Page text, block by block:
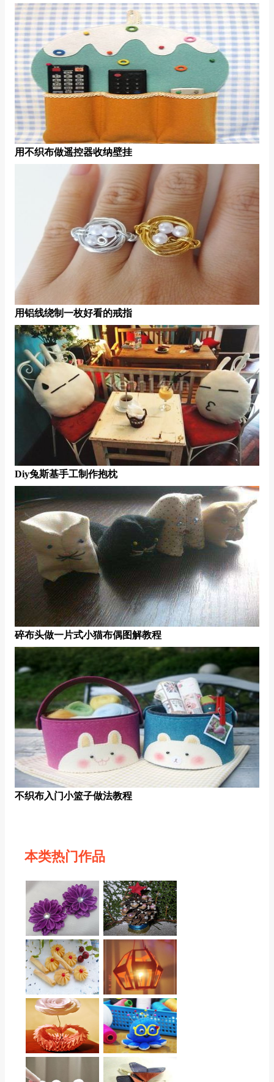
用不织布做遥控器收纳壁挂
用铝线绕制一枚好看的戒指
Diy兔斯基手工制作抱枕
碎布头做一片式小猫布偶图解教程
不织布入门小篮子做法教程
本类热门作品